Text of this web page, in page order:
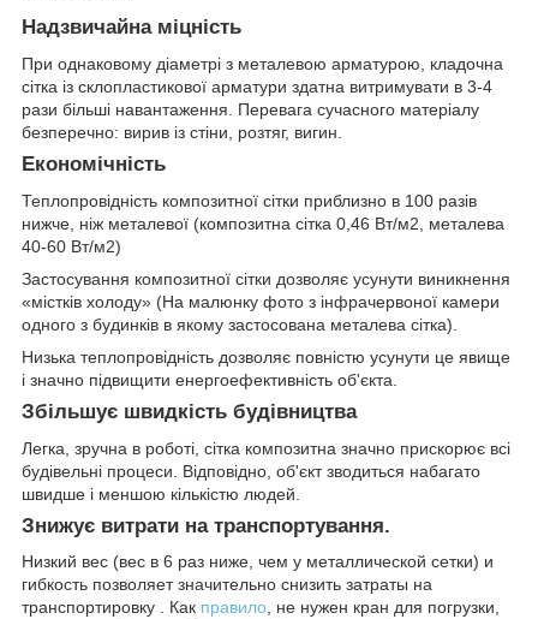
Надзвичайна міцність
При однаковому діаметрі з металевою арматурою, кладочна
сітка із склопластикової арматури здатна витримувати в 3-4
рази більші навантаження. Перевага сучасного матеріалу
безперечно: вирив із стіни, розтяг, вигин.
Економічність
Теплопровідність композитної сітки приблизно в 100 разів
нижче, ніж металевої (композитна сітка 0,46 Вт/м2, металева
40-60 Вт/м2)
Застосування композитної сітки дозволяє усунути виникнення
«містків холоду» (На малюнку фото з інфрачервоної камери
одного з будинків в якому застосована металева сітка).
Низька теплопровідність дозволяє повністю усунути це явище
і значно підвищити енергоефективність об'єкта.
Збільшує швидкість будівництва
Легка, зручна в роботі, сітка композитна значно прискорює всі
будівельні процеси. Відповідно, об'єкт зводиться набагато
швидше і меншою кількістю людей.
Знижує витрати на транспортування.
Низкий вес (вес в 6 раз ниже, чем у металлической сетки) и
гибкость позволяет значительно снизить затраты на
транспортировку . Как правило, не нужен кран для погрузки,